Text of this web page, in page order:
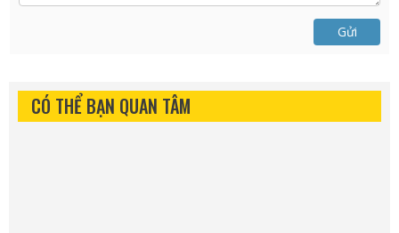
Gửi
CÓ THỂ BẠN QUAN TÂM